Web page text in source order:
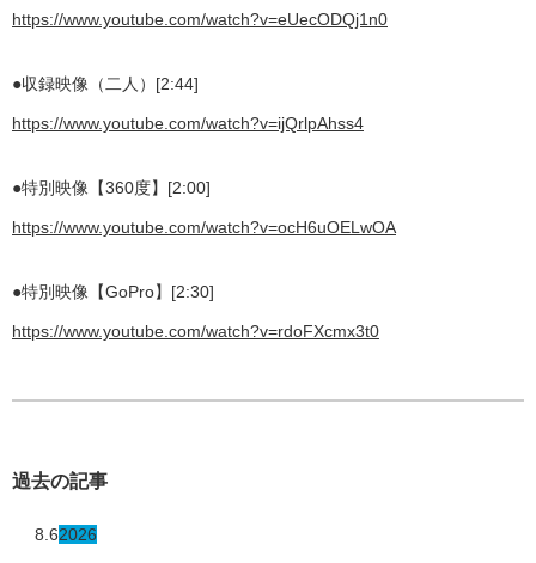
https://www.youtube.com/watch?v=eUecODQj1n0
●収録映像（二人）[2:44]
https://www.youtube.com/watch?v=ijQrlpAhss4
●特別映像【360度】[2:00]
https://www.youtube.com/watch?v=ocH6uOELwOA
●特別映像【GoPro】[2:30]
https://www.youtube.com/watch?v=rdoFXcmx3t0
過去の記事
8.62026